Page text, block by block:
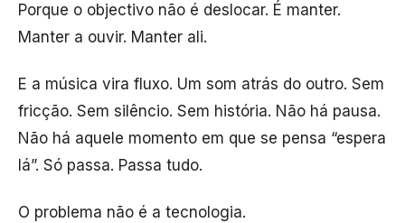
Porque o objectivo não é deslocar. É manter.
Manter a ouvir. Manter ali.
E a música vira fluxo. Um som atrás do outro. Sem
fricção. Sem silêncio. Sem história. Não há pausa.
Não há aquele momento em que se pensa “espera
lá”. Só passa. Passa tudo.
O problema não é a tecnologia.